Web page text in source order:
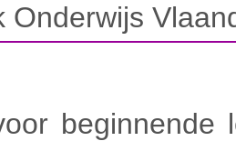
Onderwijs
beginnende